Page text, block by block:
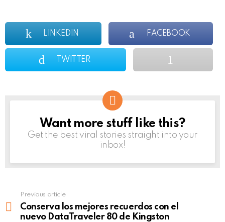
LINKEDIN FACEBOOK
TWITTER
NEWSLETTER
Want more stuff like this?
Get the best viral stories straight into your
inbox!
more
Previous article
Conserva los mejores recuerdos con el
nuevo DataTraveler 80 de Kingston